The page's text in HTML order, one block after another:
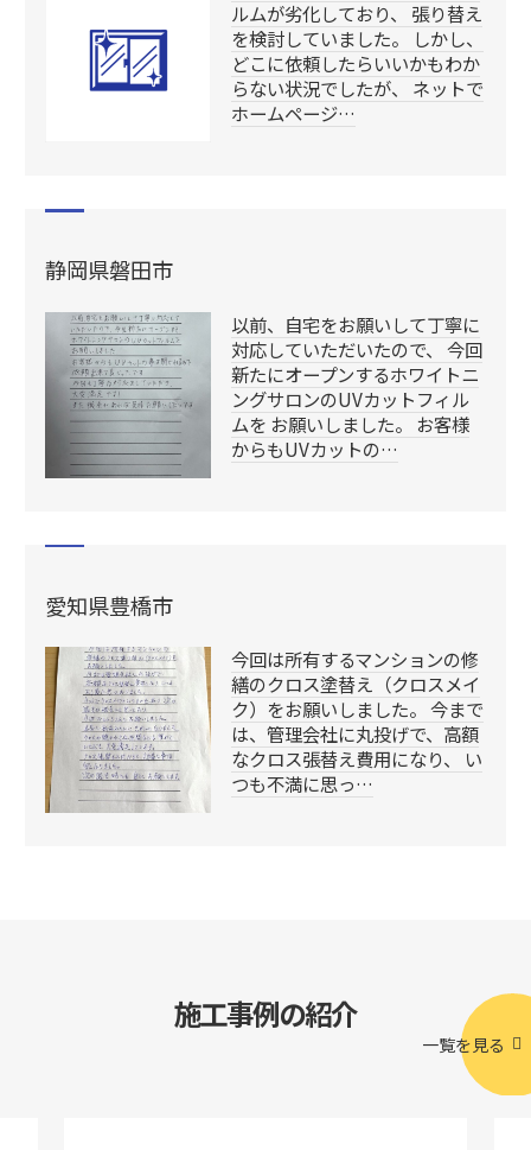
ルムが劣化しており、 張り替え
を検討していました。 しかし、
どこに依頼したらいいかもわか
らない状況でしたが、 ネットで
ホームページ…
静岡県磐田市
以前、自宅をお願いして丁寧に
対応していただいたので、 今回
新たにオープンするホワイトニ
ングサロンのUVカットフィル
ムを お願いしました。 お客様
からもUVカットの…
愛知県豊橋市
今回は所有するマンションの修
繕のクロス塗替え（クロスメイ
ク）をお願いしました。 今まで
は、管理会社に丸投げで、高額
なクロス張替え費用になり、 い
つも不満に思っ…
施工事例の紹介
一覧を見る